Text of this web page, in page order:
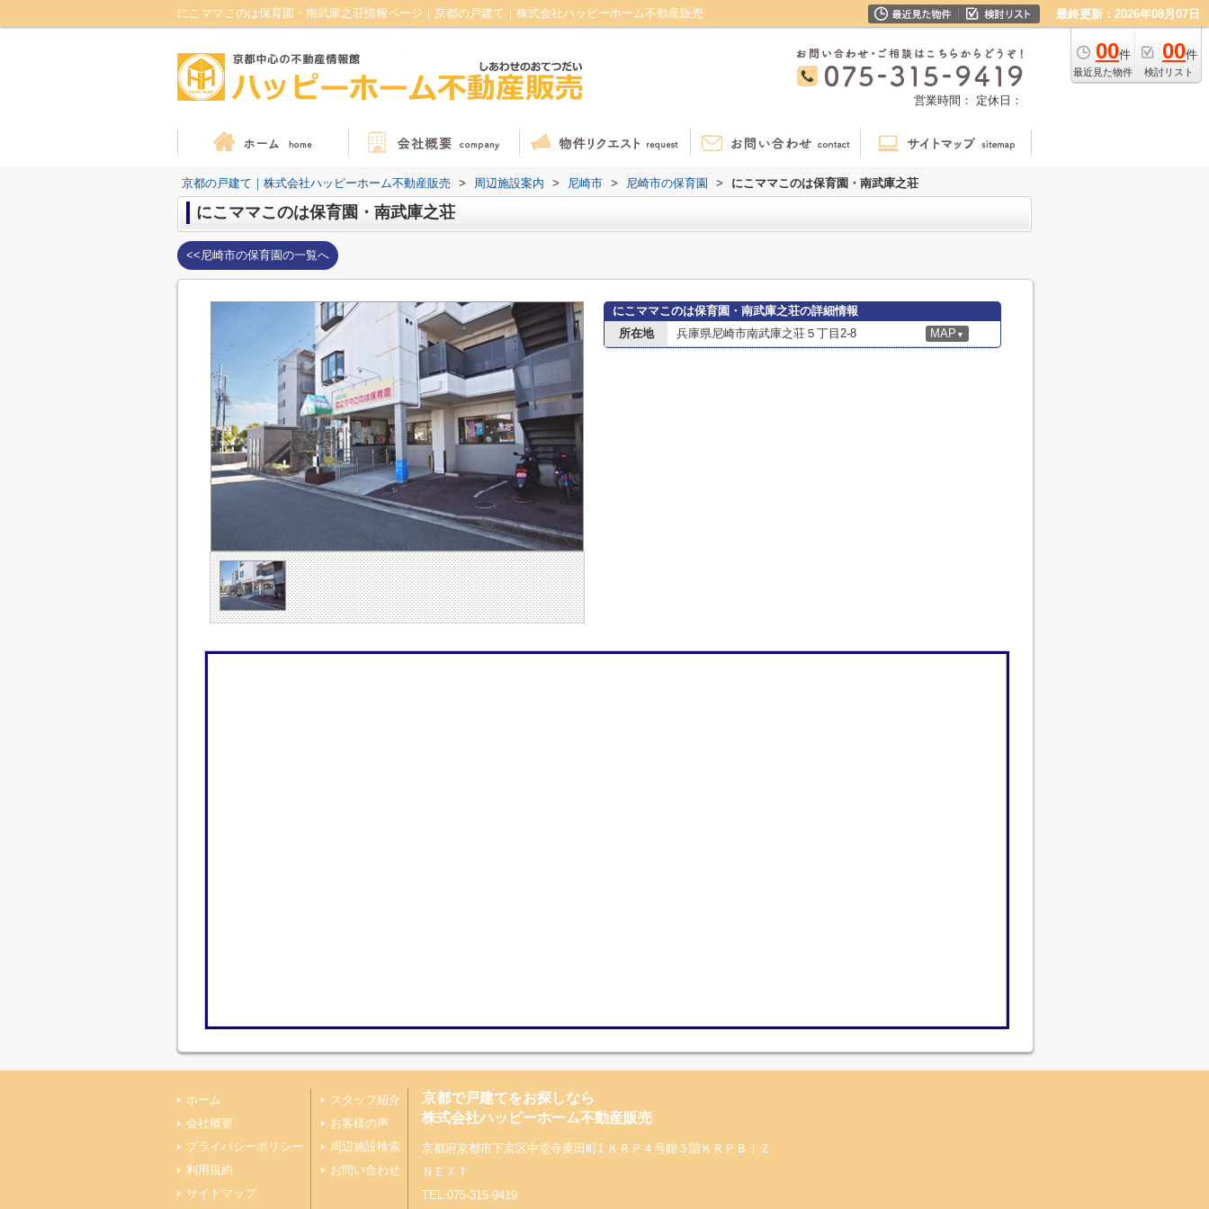
にこママこのは保育園・南武庫之荘情報ページ｜京都の戸建て｜株式会社ハッピーホーム不動産販売 最終更新：2026年08月07日
00件
最近見た物件
00件
検討リスト
営業時間： 定休日：
京都の戸建て｜株式会社ハッピーホーム不動産販売 > 周辺施設案内 > 尼崎市 > 尼崎市の保育園 > にこママこのは保育園・南武庫之荘
にこママこのは保育園・南武庫之荘
<<尼崎市の保育園の一覧へ
にこママこのは保育園・南武庫之荘の詳細情報
所在地
兵庫県尼崎市南武庫之荘５丁目2-8 MAP ▼
ホーム
会社概要
プライバシーポリシー
利用規約
サイトマップ
スタッフ紹介
お客様の声
周辺施設検索
お問い合わせ
京都で戸建てをお探しなら
株式会社ハッピーホーム不動産販売
京都府京都市下京区中堂寺粟田町1 ＫＲＰ４号館３階ＫＲＰＢＩＺ
ＮＥＸＴ
TEL:075-315-9419